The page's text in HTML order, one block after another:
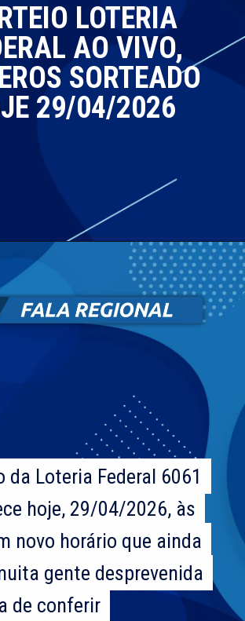
LOTERIA
AO VIVO,
SORTEADO
29/04/2026
da Loteria Federal 6061
hoje, 29/04/2026, às
novo horário que ainda
gente desprevenida
de conferir
da Loteria Federal 6061
hoje, 29/04/2026, às
novo horário que ainda
gente desprevenida
de conferir